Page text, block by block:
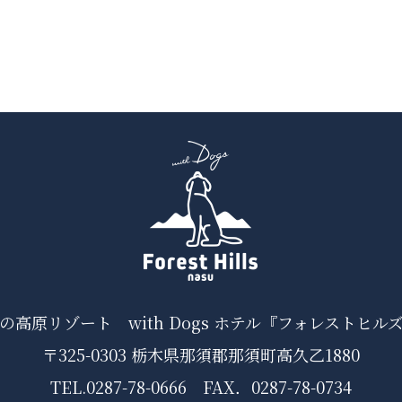
高原リゾート
with Dogs ホテル『フォレストヒル
〒325-0303 栃木県那須郡那須町高久乙1880
TEL.0287-78-0666 FAX．0287-78-0734